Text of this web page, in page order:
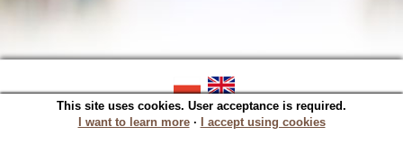
SOWA OPAC v. 5.22.16 (2023-06-07)
Generated in 0,0305 s.
This site uses cookies. User acceptance is required.
I want to learn more∙ I accept using cookies